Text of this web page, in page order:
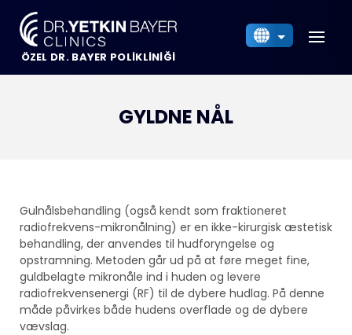
ÖZEL DR. BAYER POLİKLİNİĞİ
Dansk
Español
العربية
Български
Українська
GYLDNE NÅL
Gulnålsbehandling (også kendt som fraktioneret
radiofrekvens-mikronålning) er en ikke-kirurgisk æstetisk
behandling, der anvendes til hudforyngelse og
opstramning. Metoden går ud på at føre meget fine,
guldbelagte mikronåle ind i huden og levere
radiofrekvensenergi (RF) til de dybere hudlag. På denne
måde påvirkes både hudens overflade og de dybere
vævslag.